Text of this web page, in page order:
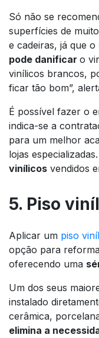
Só não se
superfícies de
e cadeiras, já que o
pode danificar o
vinílicos brancos,
ficar tão bom”,
É possível fazer o
indica-se a
para um melhor
lojas especializadas.
vinílicos vendidos
5. Piso
Aplicar um piso
opção para
oferecendo uma
Um dos seus
instalado
cerâmica,
elimina a